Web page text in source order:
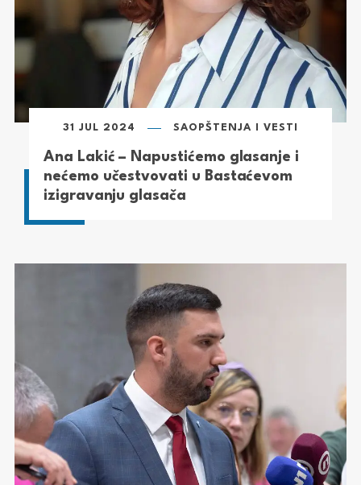
31 JUL 2024 SAOPŠTENJA I VESTI
Ana Lakić – Napustićemo glasanje i
nećemo učestvovati u Bastaćevom
izigravanju glasača